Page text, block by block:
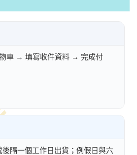
車 → 填寫收件資料 → 完成付
隔一個工作日出貨；例假日與六